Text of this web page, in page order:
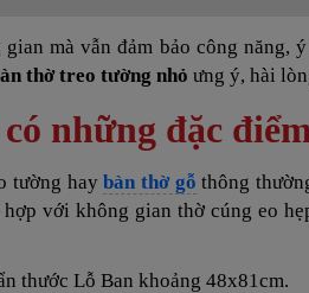
mà vẫn đảm bảo công năng,
thờ treo tường nhỏ ưng ý, hài
những đặc
tường haybàn thờ gỗ thông
với không gian thờ cúng eo
thước Lỗ Ban khoảng 48x81cm.